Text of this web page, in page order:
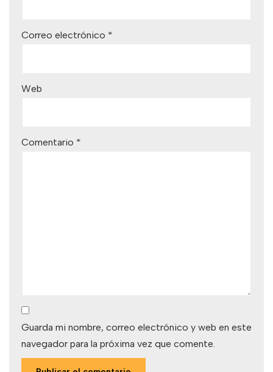
Correo electrónico *
Web
Comentario *
Guarda mi nombre, correo electrónico y web en este
navegador para la próxima vez que comente.